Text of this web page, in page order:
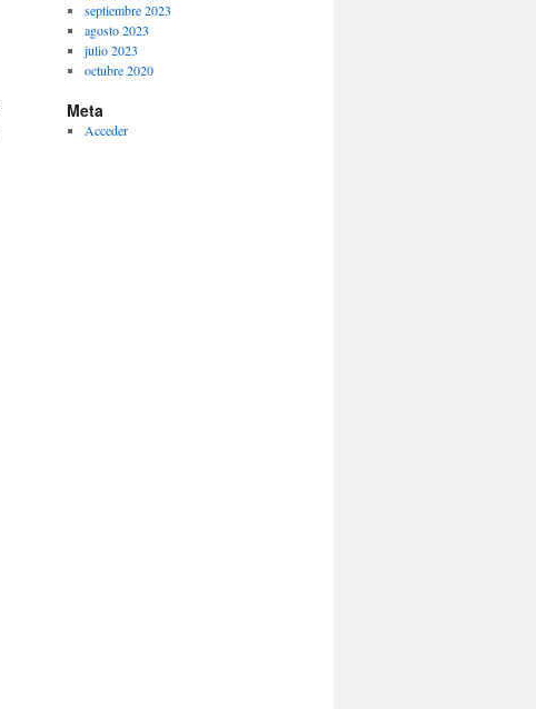
septiembre 2023
agosto 2023
julio 2023
octubre 2020
Meta
Acceder